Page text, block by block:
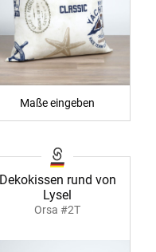
Maße eingeben
Dekokissen rund von
Lysel
Orsa #2T